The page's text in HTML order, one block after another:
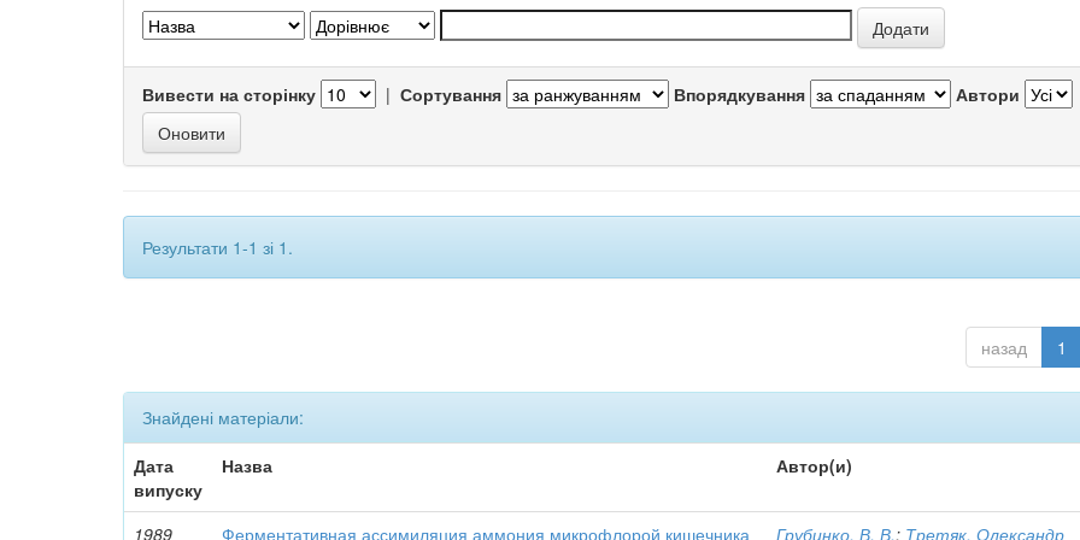
Вивести на сторінку | Сортування Впорядкування Автори
Результати 1-1 зі 1.
назад 1
Знайдені матеріали:
Дата
випуску
Назва Автор(и)
1989 Ферментативная ассимиляция аммония микрофлорой кишечника Грубинко, В. В.; Третяк, Олександр